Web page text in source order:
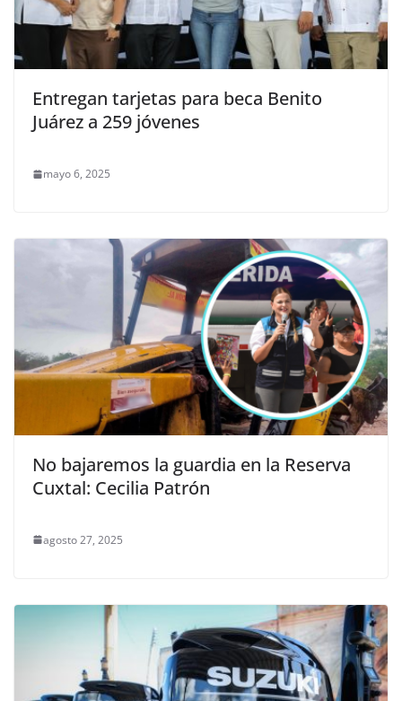
Entregan tarjetas para beca Benito
Juárez a 259 jóvenes
mayo 6, 2025
No bajaremos la guardia en la Reserva
Cuxtal: Cecilia Patrón
agosto 27, 2025